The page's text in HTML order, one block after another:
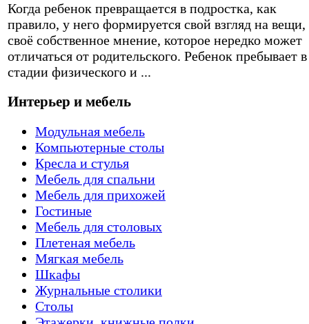
Когда ребенок превращается в подростка, как
правило, у него формируется свой взгляд на вещи,
своё собственное мнение, которое нередко может
отличаться от родительского. Ребенок пребывает в
стадии физического и ...
Интерьер и мебель
Модульная мебель
Компьютерные столы
Кресла и стулья
Мебель для спальни
Мебель для прихожей
Гостиные
Мебель для столовых
Плетеная мебель
Мягкая мебель
Шкафы
Журнальные столики
Столы